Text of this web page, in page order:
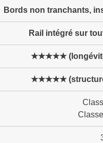
Bords non tranchants,
Rail intégré sur
★★★★★
★★★★★